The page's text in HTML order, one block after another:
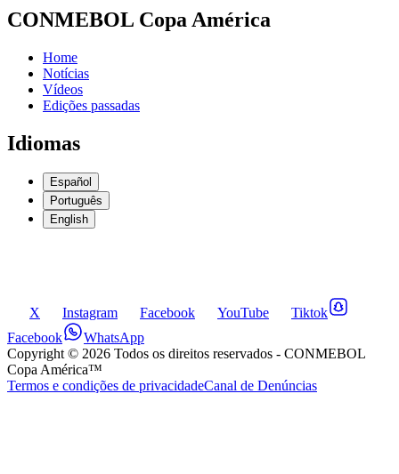
CONMEBOL Copa América
Home
Notícias
Vídeos
Edições passadas
Idiomas
Español
Português
English
X Instagram Facebook YouTube
Tiktok
Facebook
WhatsApp
Copyright © 2026 Todos os direitos reservados - CONMEBOL
Copa América™
Termos e condições de privacidadeCanal de Denúncias